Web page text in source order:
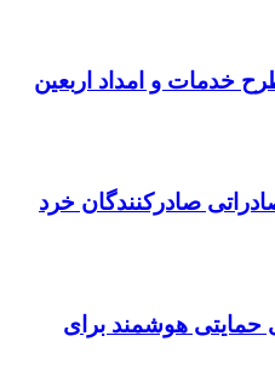
خدمات و امداد اربعین
صادرکنندگان خرد
حمایتی هوشمند برای